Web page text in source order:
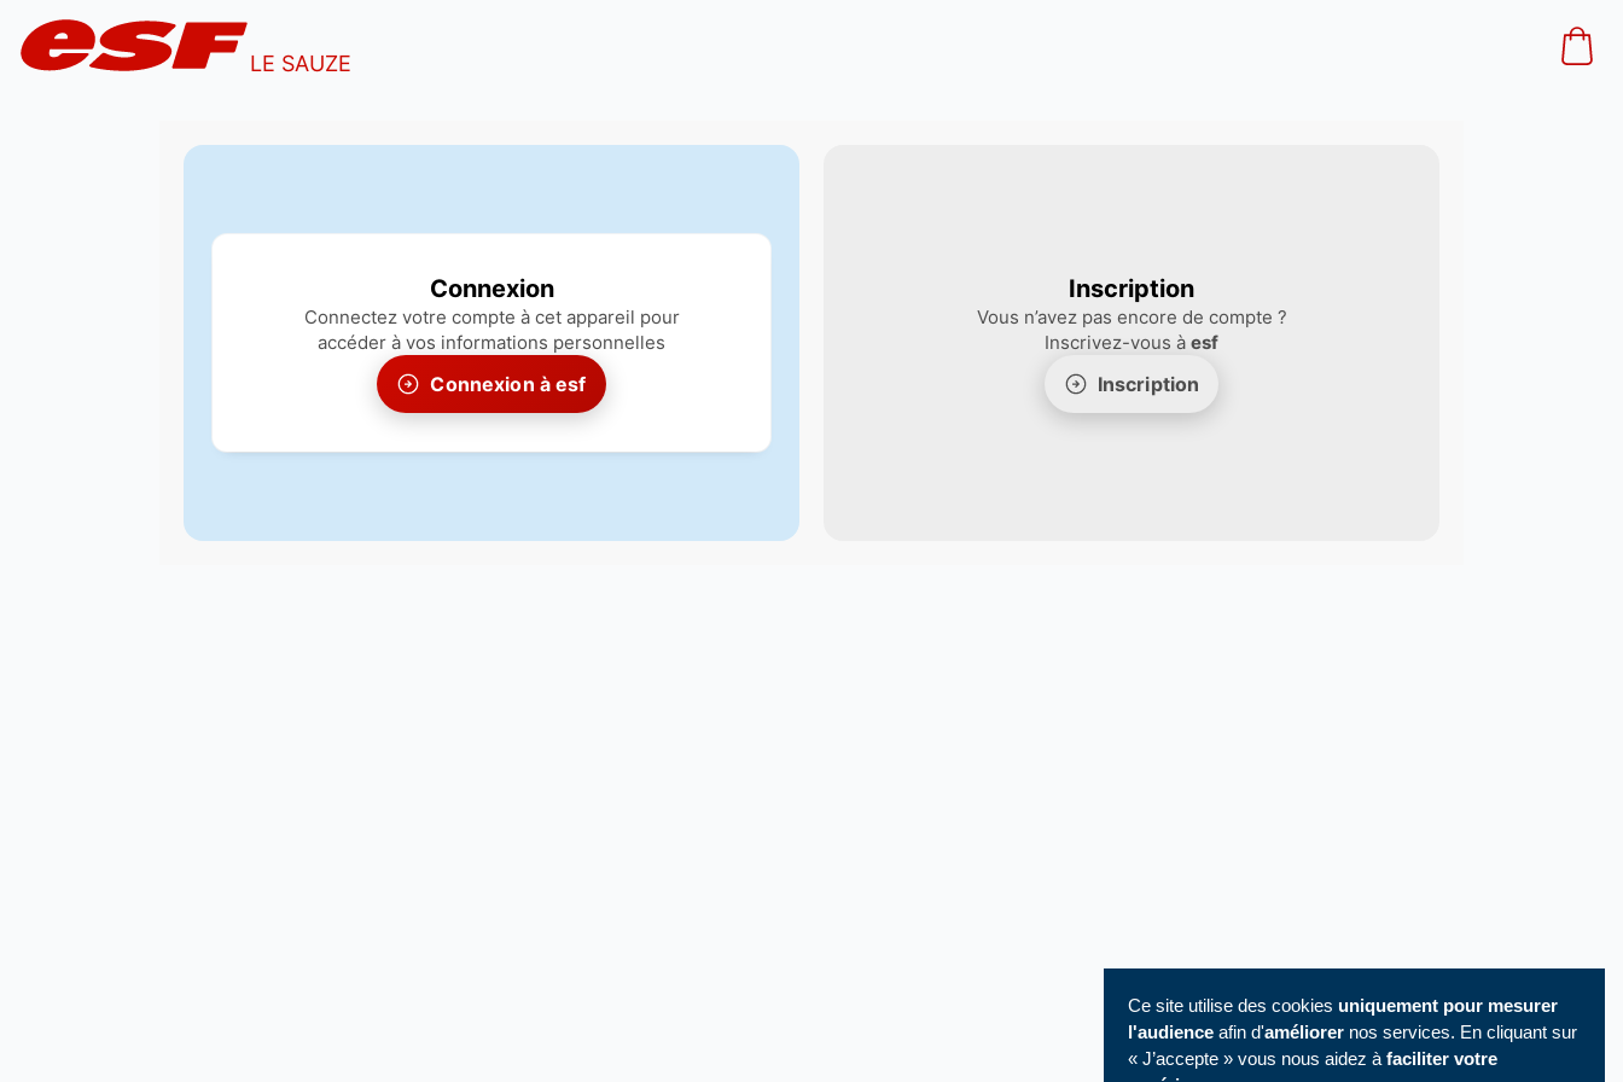
LE SAUZE
Ce site utilise des cookies uniquement pour mesurer
l'audience afin d'améliorer nos services. En cliquant sur
« J’accepte » vous nous aidez à faciliter votre
Connexion
Connectez votre compte à cet appareil pour
accéder à vos informations personnelles
Connexion àesf
Inscription
Vous n’avez pas encore de compte ?
Inscrivez-vous à esf
Inscription